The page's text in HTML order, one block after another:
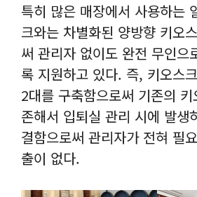
특히 많은 매장에서 사용하는
크와는 차별화된 양방향 키오
써 관리자 없이도 완전 무인으
록 지원하고 있다. 즉, 키오스
2대를 구축함으로써 기존의
존해서 입퇴실 관리 시에 발생
결함으로써 관리자가 전혀 필
출이 없다.